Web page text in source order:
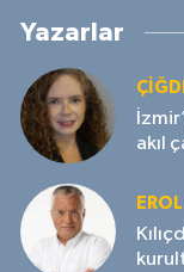
Yazarlar
akıl